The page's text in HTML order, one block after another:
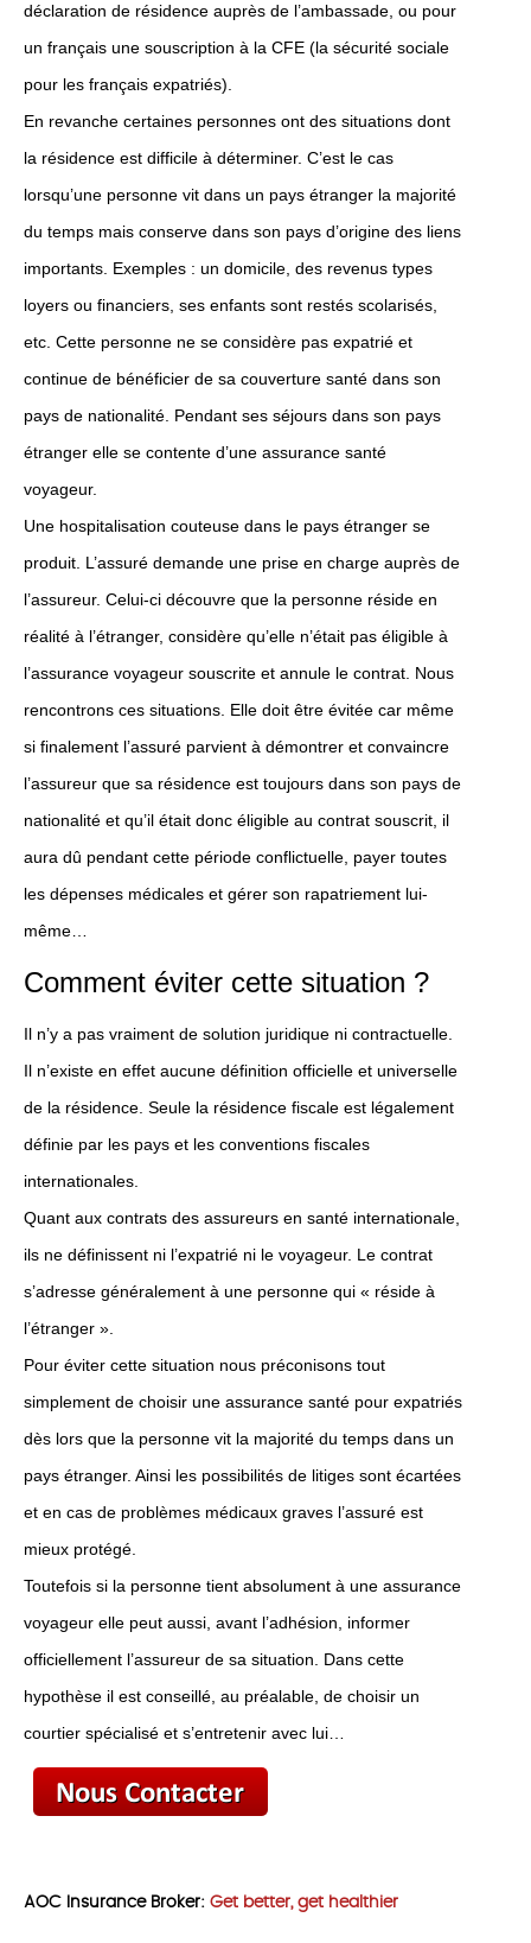
déclaration de résidence auprès de l’ambassade, ou pour
un français une souscription à la CFE (la sécurité sociale
pour les français expatriés).
En revanche certaines personnes ont des situations dont
la résidence est difficile à déterminer. C’est le cas
lorsqu’une personne vit dans un pays étranger la majorité
du temps mais conserve dans son pays d’origine des liens
importants. Exemples : un domicile, des revenus types
loyers ou financiers, ses enfants sont restés scolarisés,
etc. Cette personne ne se considère pas expatrié et
continue de bénéficier de sa couverture santé dans son
pays de nationalité. Pendant ses séjours dans son pays
étranger elle se contente d’une assurance santé
voyageur.
Une hospitalisation couteuse dans le pays étranger se
produit. L’assuré demande une prise en charge auprès de
l’assureur. Celui-ci découvre que la personne réside en
réalité à l’étranger, considère qu’elle n’était pas éligible à
l’assurance voyageur souscrite et annule le contrat. Nous
rencontrons ces situations. Elle doit être évitée car même
si finalement l’assuré parvient à démontrer et convaincre
l’assureur que sa résidence est toujours dans son pays de
nationalité et qu’il était donc éligible au contrat souscrit, il
aura dû pendant cette période conflictuelle, payer toutes
les dépenses médicales et gérer son rapatriement lui-
même…
Comment éviter cette situation ?
Il n’y a pas vraiment de solution juridique ni contractuelle.
Il n’existe en effet aucune définition officielle et universelle
de la résidence. Seule la résidence fiscale est légalement
définie par les pays et les conventions fiscales
internationales.
Quant aux contrats des assureurs en santé internationale,
ils ne définissent ni l’expatrié ni le voyageur. Le contrat
s’adresse généralement à une personne qui « réside à
l’étranger ».
Pour éviter cette situation nous préconisons tout
simplement de choisir une assurance santé pour expatriés
dès lors que la personne vit la majorité du temps dans un
pays étranger. Ainsi les possibilités de litiges sont écartées
et en cas de problèmes médicaux graves l’assuré est
mieux protégé.
Toutefois si la personne tient absolument à une assurance
voyageur elle peut aussi, avant l’adhésion, informer
officiellement l’assureur de sa situation. Dans cette
hypothèse il est conseillé, au préalable, de choisir un
courtier spécialisé et s’entretenir avec lui…
AOC Insurance Broker: Get better, get healthier